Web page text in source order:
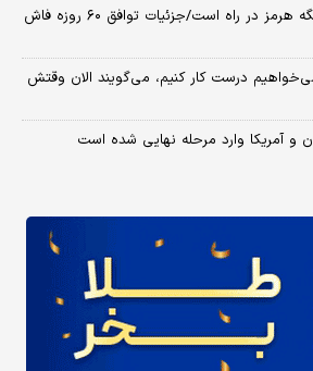
العربیه: توافق بازگشایی تنگه هرمز در راه است/جزئیات توافق ۶۰ روزه فاش
است می‌خواهیم درست کار کنیم، می‌گویند الان وقتش
و آمریکا وارد مرحله نهایی شده است